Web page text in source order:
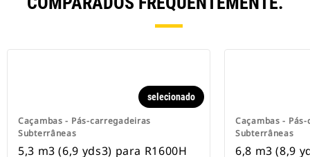
Caçambas - Pás-carregadeiras
Subterrâneas
selecionado
5,3 m3 (6,9 yds3) para R1600H
Caçambas -
Subterrâneas
6,8 m3 (8,9